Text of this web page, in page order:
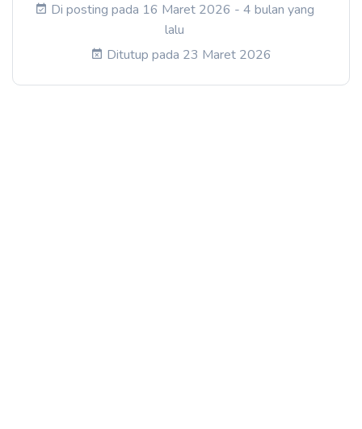
Di posting pada 16 Maret 2026 - 4 bulan yang
lalu
Ditutup pada 23 Maret 2026